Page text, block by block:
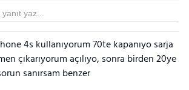
4s kullanıyorum 70te kapanıyo sarja
çıkarıyorum açılıyo, sonra birden 20ye
sanırsam benzer